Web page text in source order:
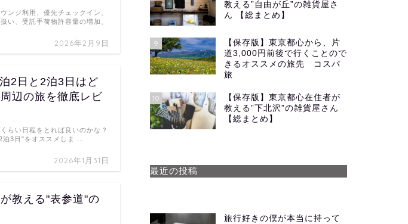
2026年2月9日
ンジ利用、優先チェックイン、
い、受託手荷物許容量の増加、
2日と2泊3日はど
辺の旅を徹底レビ
2026年1月31日
らい日程をとれば良いのかな？
泊3日"をオススメしま …
教える"表参道"の
教える”自由が丘”の雑貨屋さ
ん 【総まとめ】
9
【保存版】東京都心から、片
道3,000円前後で行くことので
きるオススメの旅先 コスパ
旅
10
【保存版】東京都心在住者が
教える”下北沢”の雑貨屋さん
【総まとめ】
最近の投稿
旅行好きの僕が本当に持って